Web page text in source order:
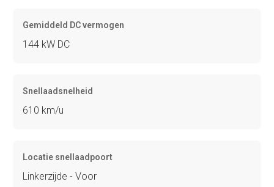
Gemiddeld DC vermogen
144 kW DC
Snellaadsnelheid
610 km/u
Locatie snellaadpoort
Linkerzijde - Voor